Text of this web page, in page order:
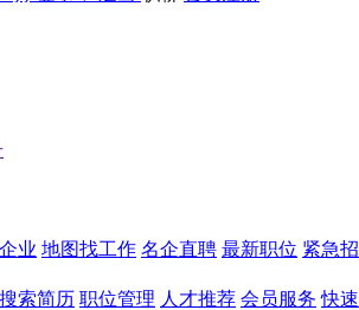
业 地图找工作 名企直聘 最新职位 紧急
搜索简历 职位管理 人才推荐 会员服务 快